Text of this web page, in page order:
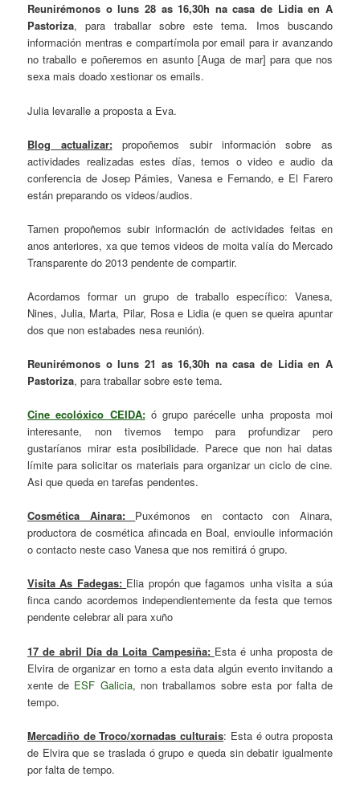
Reunirémonos o luns 28 as 16,30h na casa de Lidia en A
Pastoriza, para traballar sobre este tema. Imos buscando
información mentras e compartímola por email para ir avanzando
no traballo e poñeremos en asunto [Auga de mar] para que nos
sexa mais doado xestionar os emails.
Julia levaralle a proposta a Eva.
Blog actualizar:
propoñemos subir información sobre as
actividades realizadas estes días, temos o video e audio da
conferencia de Josep Pámies, Vanesa e Fernando, e El Farero
están preparando os videos/audios.
Tamen propoñemos subir información de actividades feitas en
anos anteriores, xa que temos videos de moita valía do Mercado
Transparente do 2013 pendente de compartir.
Acordamos formar un grupo de traballo específico: Vanesa,
Nines, Julia, Marta, Pilar, Rosa e Lidia (e quen se queira apuntar
dos que non estabades nesa reunión).
Reunirémonos o luns 21 as 16,30h na casa de Lidia en A
Pastoriza, para traballar sobre este tema.
Cine ecolóxico CEIDA: ó grupo parécelle unha proposta moi
interesante, non tivemos tempo para profundizar pero
gustaríanos mirar esta posibilidade. Parece que non hai datas
límite para solicitar os materiais para organizar un ciclo de cine.
Asi que queda en tarefas pendentes.
Cosmética Ainara: Puxémonos en contacto con Ainara,
productora de cosmética afincada en Boal, envioulle información
o contacto neste caso Vanesa que nos remitirá ó grupo.
Visita As Fadegas: Elia propón que fagamos unha visita a súa
finca cando acordemos independientemente da festa que temos
pendente celebrar ali para xuño
17 de abril Día da Loita Campesiña: Esta é unha proposta de
Elvira de organizar en torno a esta data algún evento invitando a
xente de ESF Galicia, non traballamos sobre esta por falta de
tempo.
Mercadiño de Troco/xornadas culturais: Esta é outra proposta
de Elvira que se traslada ó grupo e queda sin debatir igualmente
por falta de tempo.